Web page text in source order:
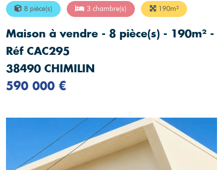
8 pièce(s) 3 chambre(s) 190m²
Maison à vendre - 8 pièce(s) - 190m² -
Réf CAC295
38490 CHIMILIN
590 000 €